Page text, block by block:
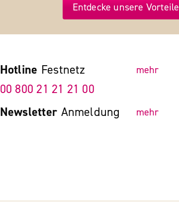
Entdecke unsere Vorteile
Hotline Festnetz mehr
00 800 21 21 21 00
Newsletter Anmeldung mehr